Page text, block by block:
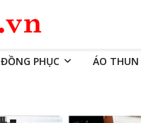
ĐỒNG PHỤC ÁO THUN